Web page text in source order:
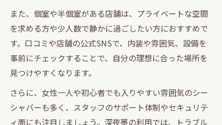
また、個室や半個室がある店舗は、プライベートな空間
を求める方や少人数で静かに過ごしたい方におすすめで
す。口コミや店舗の公式SNSで、内装や雰囲気、設備を
事前にチェックすることで、自分の理想に合った場所を
見つけやすくなります。
さらに、女性一人や初心者でも入りやすい雰囲気のシー
シャバーも多く、スタッフのサポート体制やセキュリテ
ィ面にも注目しましょう。深夜帯の利用では、トラブル